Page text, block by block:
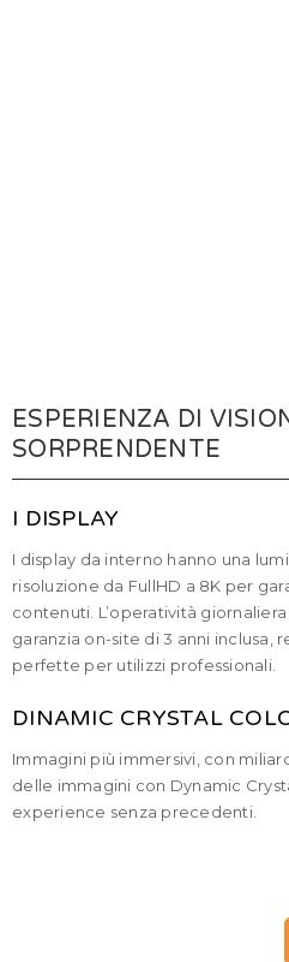
ESPERIENZA DI
SORPRENDENTE
I DISPLAY
I display da interno hanno una
risoluzione da FullHD a 8K per
contenuti. L’operatività giornaliera
garanzia on-site di 3 anni inclusa,
perfette per utilizzi professionali.
DINAMIC CRYSTAL
Immagini più immersivi, con
delle immagini con Dynamic
experience senza precedenti.